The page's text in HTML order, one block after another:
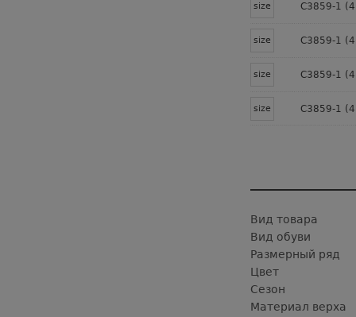
size C3859-1
size C3859-1
size C3859-1
size C3859-1
Вид товара
Вид обуви
Размерный ряд
Цвет
Сезон
Материал верха